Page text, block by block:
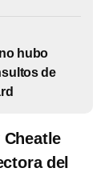
hubo
de
del